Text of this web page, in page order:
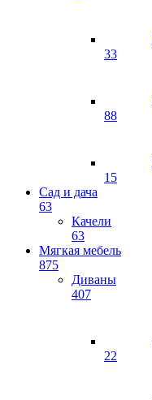
33
88
15
Сад и дача
63
Качели
63
Мягкая мебель
875
Диваны
407
22